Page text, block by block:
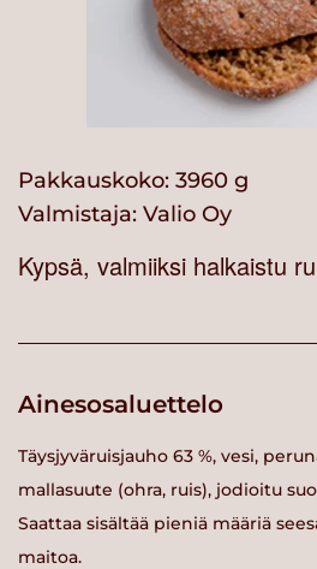
Pakkauskoko: 3960 g
Valmistaja: Valio Oy
Kypsä, valmiiksi halkaistu
Ainesosaluettelo
Täysjyväruisjauho 63 %, vesi,
mallasuute (ohra, ruis), jodioitu
Saattaa sisältää pieniä määriä
maitoa.